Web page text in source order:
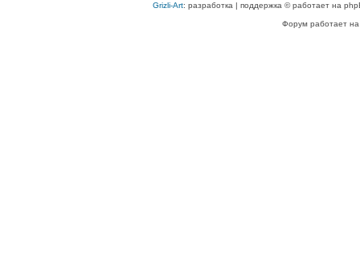
Grizli-Art: разработка | поддержка © работает на
Форум работает